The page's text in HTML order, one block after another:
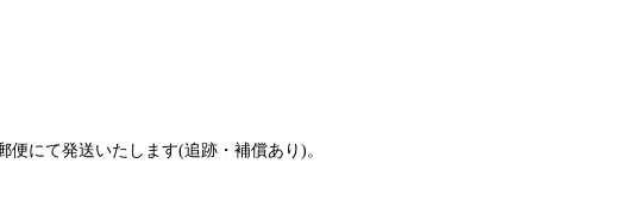
便にて発送いたします(追跡・補償あり)。